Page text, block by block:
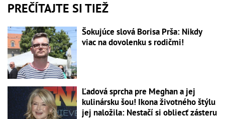
PREČÍTAJTE SI TIEŽ
Šokujúce slová Borisa Prša: Nikdy
viac na dovolenku s rodičmi!
Ľadová sprcha pre Meghan a jej
kulinársku šou! Ikona životného štýlu
jej naložila: Nestačí si obliecť zásteru